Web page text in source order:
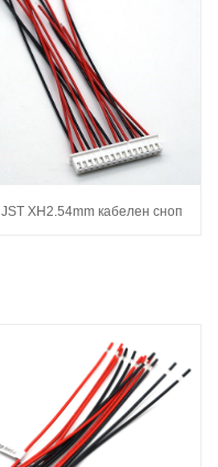
JST XH2.54mm кабелен сноп